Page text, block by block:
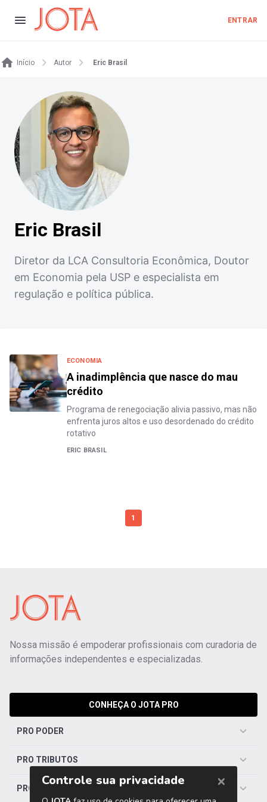
ENTRAR
Início Autor Eric Brasil
Eric Brasil
Diretor da LCA Consultoria Econômica, Doutor
em Economia pela USP e especialista em
regulação e política pública.
ECONOMIA
A inadimplência que nasce do mau
crédito
Programa de renegociação alivia passivo, mas não
enfrenta juros altos e uso desordenado do crédito
rotativo
ERIC BRASIL
1
Nossa missão é empoderar profissionais com curadoria de
informações independentes e especializadas.
CONHEÇA O JOTA PRO
PRO PODER
PRO TRIBUTOS
PRO TRABALHISTA